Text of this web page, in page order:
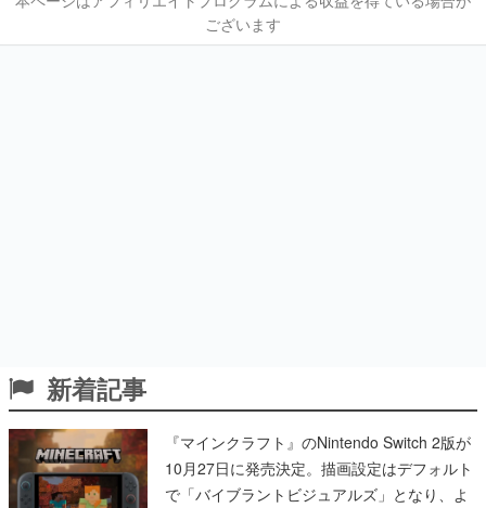
ございます
新着記事
『マインクラフト』のNintendo Switch 2版が
10月27日に発売決定。描画設定はデフォルト
で「バイブラントビジュアルズ」となり、よ